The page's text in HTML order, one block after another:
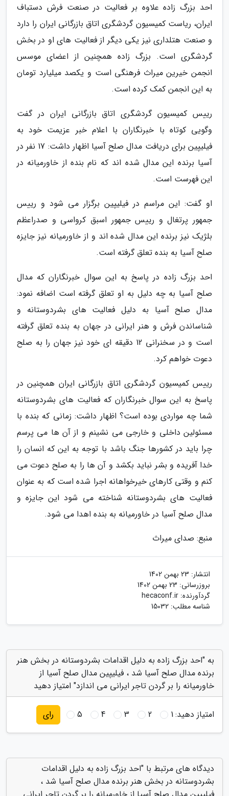
احد بزرگ زاده علاوه بر فعالیت در صنعت فرش دستباف
ایران، ریاست کمیسیون گردشگری اتاق بازرگانی ایران را دارد
و صنعت هتلداری نیز یکی دیگر از فعالیت های او در بخش
گردشگری است. بزرگ زاده همچنین از اعضای موسس
انجمن خیرین میراث فرهنگی است و یکصد میلیارد تومان
به این انجمن کمک کرده است.
رییس کمیسیون گردشگری اتاق بازرگانی ایران در گفت
وگویی کوتاه با خبرنگاران با اعلام خبر عزیمت خود به
فیلیپین برای دریافت مدال صلح آسیا اظهار داشت: 17 نفر در
آسیا برنده این مدال شده اند که نام بنده از خاورمیانه در
این فهرست است.
او گفت: این مراسم در فیلیپین برگزار می شود و رییس
جمهور پرتغال و رییس جمهور اسبق کرواسی و صدراعظم
بلژیک نیز برنده این مدال شده اند و از خاورمیانه نیز جایزه
صلح آسیا به بنده تعلق گرفته است.
احد بزرگ زاده در پاسخ به این سوال خبرنگاران که مدال
صلح آسیا به چه دلیل به او تعلق گرفته است اضافه نمود:
مدال صلح آسیا به دلیل فعالیت های بشردوستانه و
شناساندن فرش و هنر ایرانی در جهان به بنده تعلق گرفته
است و در سخنرانی 12 دقیقه ای خود نیز جهان را به صلح
دعوت خواهم کرد.
رییس کمیسیون گردشگری اتاق بازرگانی ایران همچنین در
پاسخ به این سوال خبرنگاران که فعالیت های بشردوستانه
شما چه مواردی بوده است؟ اظهار داشت: زمانی که بنده با
مسئولین داخلی و خارجی می نشینم و از آن ها می پرسم
چرا باید در کشورها جنگ باشد با توجه به این که انسان را
خدا آفریده و بشر نباید بکشد و آن ها را به صلح دعوت می
کنم و وقتی کارهای خیرخواهانه اجرا شده است که به عنوان
فعالیت های بشردوستانه شناخته می شود این جایزه و
مدال صلح آسیا در خاورمیانه به بنده اهدا می شود.
منبع: صدای میراث
انتشار: 23 بهمن 1402
بروزرسانی: 23 بهمن 1402
گردآورنده: hecaconf.ir
شناسه مطلب: 15032
به "احد بزرگ زاده به دلیل اقدامات بشردوستانه در بخش هنر
برنده مدال صلح آسیا شد ، فیلیپین مدال صلح آسیا از
خاورمیانه را بر گردن تاجر ایرانی می اندازد" امتیاز دهید
امتیاز دهید:1
2
3
4
5 رای
دیدگاه های مرتبط با "احد بزرگ زاده به دلیل اقدامات
بشردوستانه در بخش هنر برنده مدال صلح آسیا شد ،